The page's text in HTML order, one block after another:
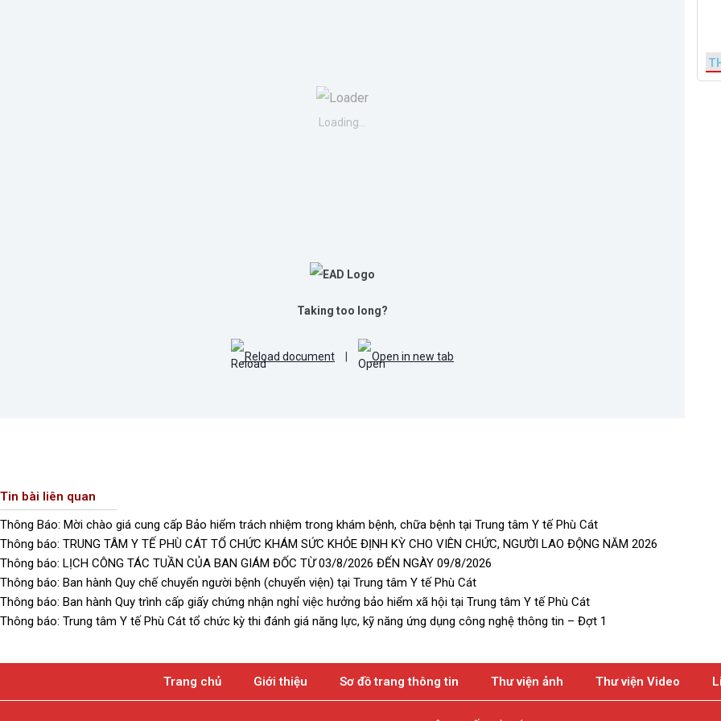
Loading...
Taking too long?
Reload document Open in new tab
Tin bài liên quan
Thông Báo: Mời chào giá cung cấp Bảo hiểm trách nhiệm trong khám bệnh, chữa bệnh tại Trung tâm Y tế Phù Cát
Thông báo: TRUNG TÂM Y TẾ PHÙ CÁT TỔ CHỨC KHÁM SỨC KHỎE ĐỊNH KỲ CHO VIÊN CHỨC, NGƯỜI LAO ĐỘNG NĂM 2026
Thông báo: LỊCH CÔNG TÁC TUẦN CỦA BAN GIÁM ĐỐC TỪ 03/8/2026 ĐẾN NGÀY 09/8/2026
Thông báo: Ban hành Quy chế chuyển người bệnh (chuyển viện) tại Trung tâm Y tế Phù Cát
Thông báo: Ban hành Quy trình cấp giấy chứng nhận nghỉ việc hưởng bảo hiểm xã hội tại Trung tâm Y tế Phù Cát
Thông báo: Trung tâm Y tế Phù Cát tổ chức kỳ thi đánh giá năng lực, kỹ năng ứng dụng công nghệ thông tin – Đợt 1
Trang chủ Giới thiệu Sơ đồ trang thông tin Thư viện ảnh Thư viện Video